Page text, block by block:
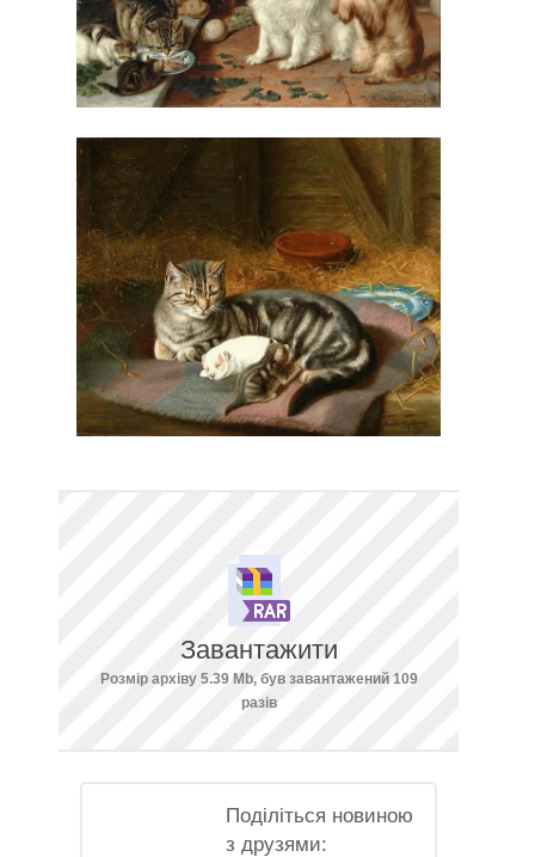
Завантажити
Розмір архіву 5.39 Mb, був завантажений 109
разів
Поділіться новиною
з друзями: